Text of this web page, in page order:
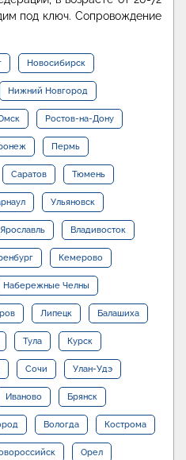
под ключ. Сопровождение
Новосибирск
Нижний Новгород
Ростов-на-Дону
Пермь
Саратов Тюмень
Ульяновск
Ярославль Владивосток
Кемерово
Набережные Челны
Липецк Балашиха
Тула Курск
Сочи Улан-Удэ
Иваново Брянск
Вологда Кострома
Орел